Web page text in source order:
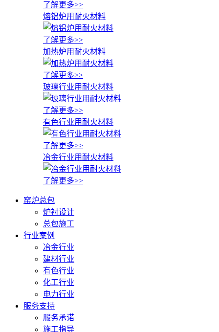
了解更多>>
熔铝炉用耐火材料
了解更多>>
加热炉用耐火材料
了解更多>>
玻璃行业用耐火材料
了解更多>>
有色行业用耐火材料
了解更多>>
冶金行业用耐火材料
了解更多>>
窑炉总包
炉衬设计
总包施工
行业案例
冶金行业
建材行业
有色行业
化工行业
电力行业
服务支持
服务承诺
施工指导